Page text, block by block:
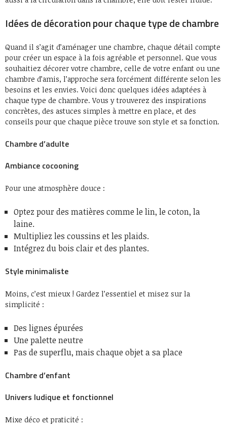
Idées de décoration pour chaque type de chambre
Quand il s’agit d’aménager une chambre, chaque détail compte
pour créer un espace à la fois agréable et personnel. Que vous
souhaitiez décorer votre chambre, celle de votre enfant ou une
chambre d’amis, l’approche sera forcément différente selon les
besoins et les envies. Voici donc quelques idées adaptées à
chaque type de chambre. Vous y trouverez des inspirations
concrètes, des astuces simples à mettre en place, et des
conseils pour que chaque pièce trouve son style et sa fonction.
Chambre d’adulte
Ambiance cocooning
Pour une atmosphère douce :
Optez pour des matières comme le lin, le coton, la
laine.
Multipliez les coussins et les plaids.
Intégrez du bois clair et des plantes.
Style minimaliste
Moins, c’est mieux ! Gardez l’essentiel et misez sur la
simplicité :
Des lignes épurées
Une palette neutre
Pas de superflu, mais chaque objet a sa place
Chambre d’enfant
Univers ludique et fonctionnel
Mixe déco et praticité :